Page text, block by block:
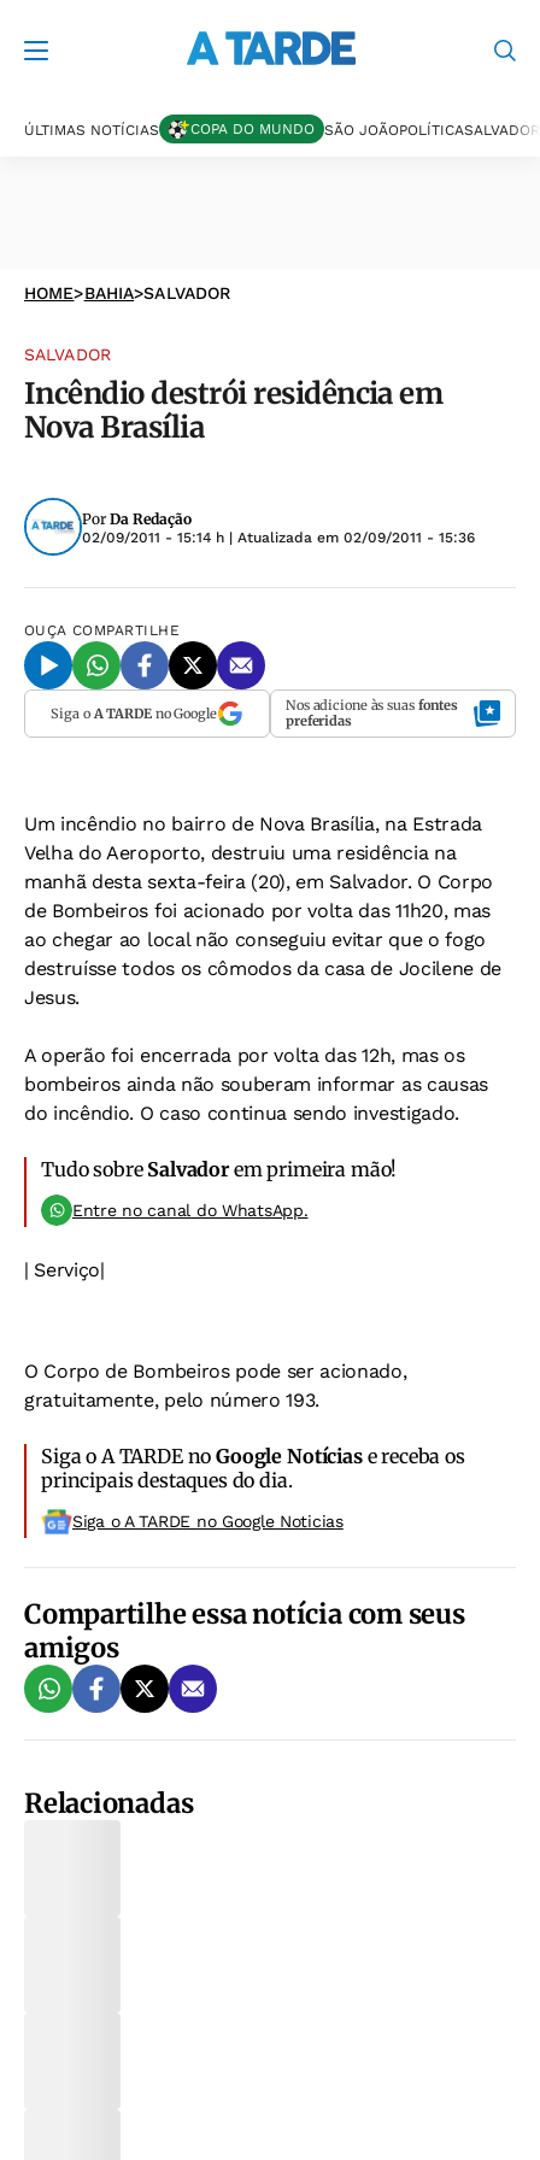
ÚLTIMAS NOTÍCIAS COPA DO MUNDO SÃO JOÃOPOLÍTICASALVADOR
HOME>BAHIA>SALVADOR
SALVADOR
Incêndio destrói residência em
Nova Brasília
Por Da Redação
02/09/2011 - 15:14 h | Atualizada em 02/09/2011 - 15:36
OUÇA COMPARTILHE
Siga o A TARDEno Google Nos adicione às suas fontes
preferidas
Um incêndio no bairro de Nova Brasília, na Estrada
Velha do Aeroporto, destruiu uma residência na
manhã desta sexta-feira (20), em Salvador. O Corpo
de Bombeiros foi acionado por volta das 11h20, mas
ao chegar ao local não conseguiu evitar que o fogo
destruísse todos os cômodos da casa de Jocilene de
Jesus.
A operão foi encerrada por volta das 12h, mas os
bombeiros ainda não souberam informar as causas
do incêndio. O caso continua sendo investigado.
Tudo sobre Salvadorem primeira mão!
Entre no canal do WhatsApp.
| Serviço|
O Corpo de Bombeiros pode ser acionado,
gratuitamente, pelo número193.
Siga o A TARDE noGoogle Notíciase receba os
principais destaques do dia.
Siga o A TARDE no Google Noticias
Compartilhe essa notícia com seus
amigos
Relacionadas